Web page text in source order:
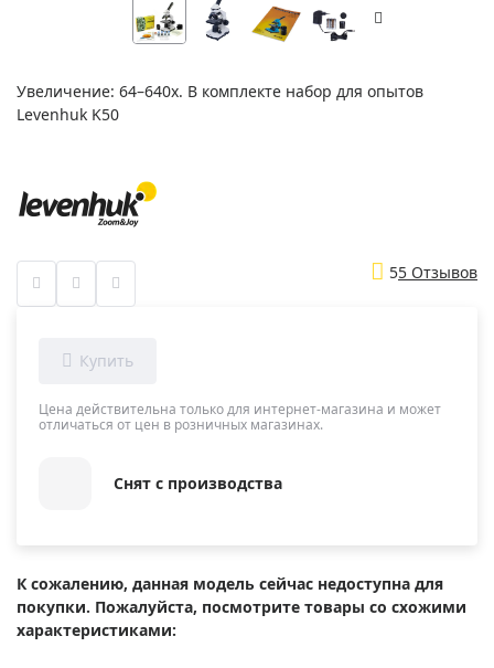
Увеличение: 64–640х. В комплекте набор для опытов
Levenhuk K50
55 Отзывов
Цена действительна только для интернет-магазина и может
отличаться от цен в розничных магазинах.
Снят с производства
К сожалению, данная модель сейчас недоступна для
покупки. Пожалуйста, посмотрите товары со схожими
характеристиками: